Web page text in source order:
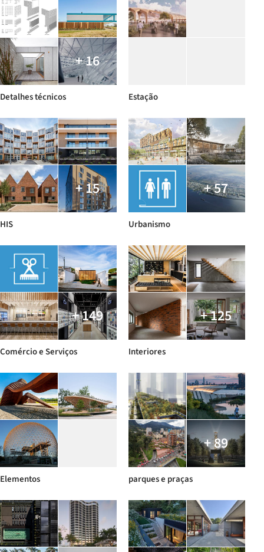
+ 16
Detalhes técnicos Estação
+ 15
HIS
+ 57
Urbanismo
+ 149
Comércio e Serviços
+ 125
Interiores
Elementos
+ 89
parques e praças